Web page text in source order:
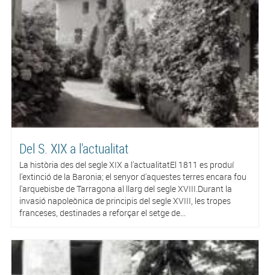
Del S. XIX a l'actualitat
La història des del segle XIX a l'actualitatEl 1811 es produí
l'extinció de la Baronia; el senyor d'aquestes terres encara fou
l'arquebisbe de Tarragona al llarg del segle XVIII.Durant la
invasió napoleònica de principis del segle XVIII, les tropes
franceses, destinades a reforçar el setge de...